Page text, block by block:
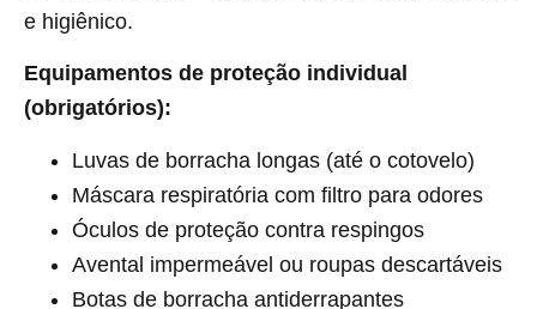
e higiênico.
Equipamentos de proteção individual
(obrigatórios):
Luvas de borracha longas (até o cotovelo)
Máscara respiratória com filtro para odores
Óculos de proteção contra respingos
Avental impermeável ou roupas descartáveis
Botas de borracha antiderrapantes